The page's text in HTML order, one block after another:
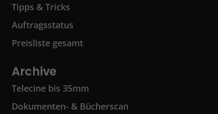
Tipps & Tricks
Auftragsstatus
Preisliste gesamt
Archive
Telecine bis 35mm
Dokumenten- & Bücherscan